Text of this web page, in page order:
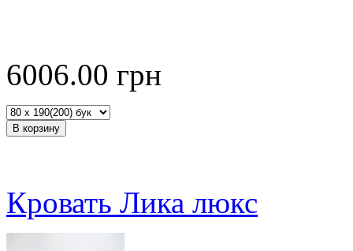
6006.00 грн
Кровать Лика люкс